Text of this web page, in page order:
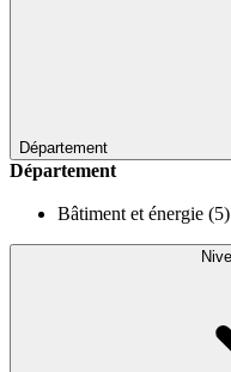
Département
Département
Bâtiment et énergie (5)